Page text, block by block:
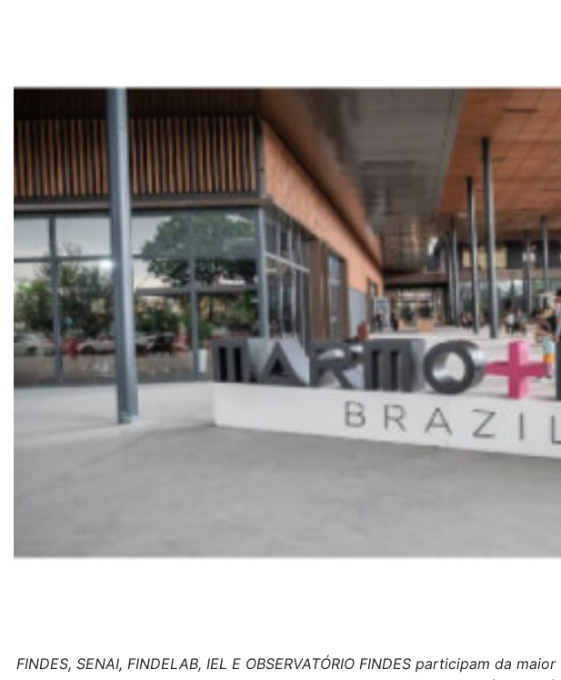
FINDES, SENAI, FINDELAB, IEL E OBSERVATÓRIO FINDES participam da